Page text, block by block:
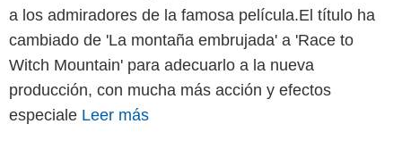
a los admiradores de la famosa película.El título ha
cambiado de 'La montaña embrujada' a 'Race to
Witch Mountain' para adecuarlo a la nueva
producción, con mucha más acción y efectos
especiale Leer más